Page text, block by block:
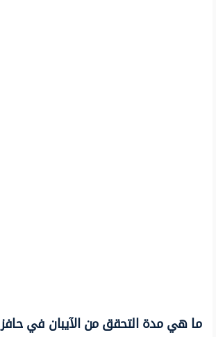
ما هي مدة التحقق من الآيبان في حافز